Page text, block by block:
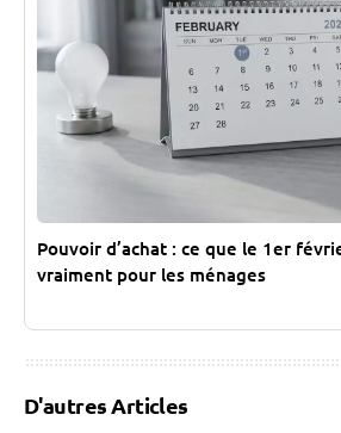
Pouvoir d’achat : ce que le 1er
vraiment pour les ménages
D'autres Articles